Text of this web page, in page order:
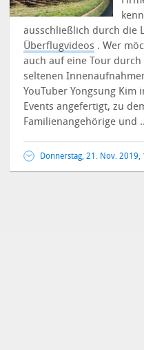
ausschließlich durch die
Überflugvideos .Wer
auch auf eine Tour
seltenen
YouTuber Yongsung Kim
Events angefertigt, zu
Familienangehörige und
Donnerstag, 21. Nov. 2019,